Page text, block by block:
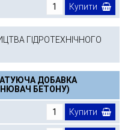
Купити
ГІДРОТЕХНІЧНОГО
ДОБАВКА
БЕТОНУ)
Купити